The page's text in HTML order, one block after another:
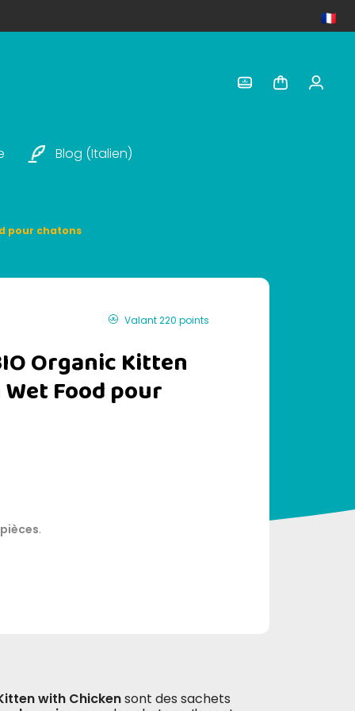
Blog (italien)
pour chatons
Valant 220 points
Organic Kitten
Food pour
pièces.
with Chickensont des sachets